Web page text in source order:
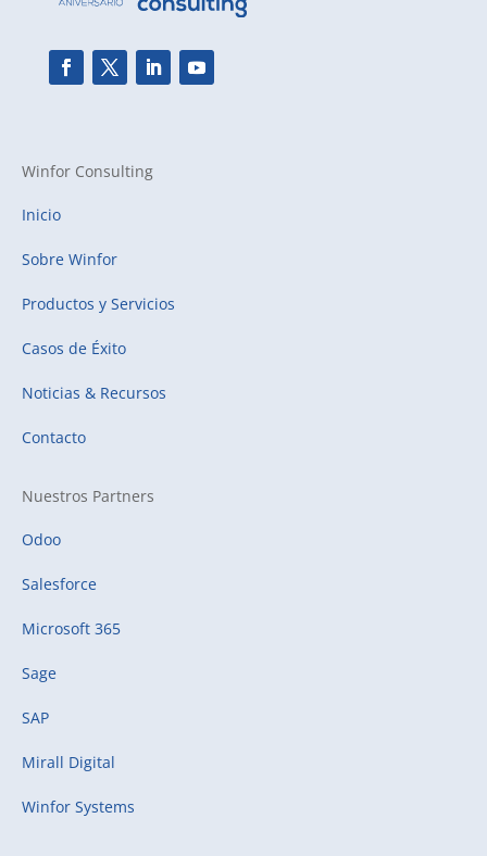
Winfor Consulting
Inicio
Sobre Winfor
Productos y Servicios
Casos de Éxito
Noticias & Recursos
Contacto
Nuestros Partners
Odoo
Salesforce
Microsoft 365
Sage
SAP
Mirall Digital
Winfor Systems